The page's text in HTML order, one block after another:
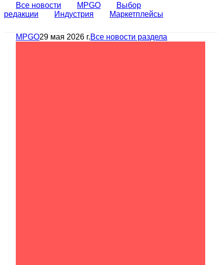
Все новости MPGO
Выбор
редакции
Индустрия Маркетплейсы
MPGO29 мая 2026 г.Все новости раздела